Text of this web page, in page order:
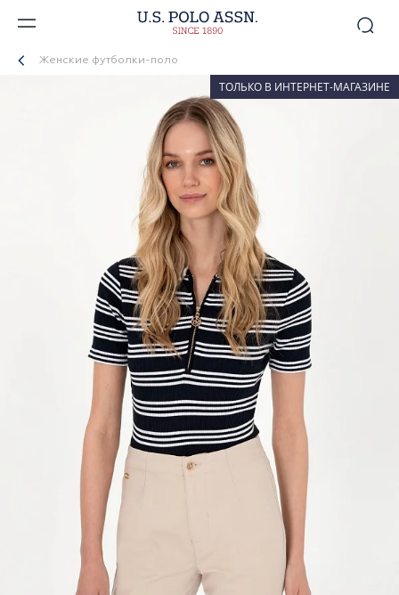
Женские футболки-поло
ТОЛЬКО В ИНТЕРНЕТ-МАГАЗИНЕ